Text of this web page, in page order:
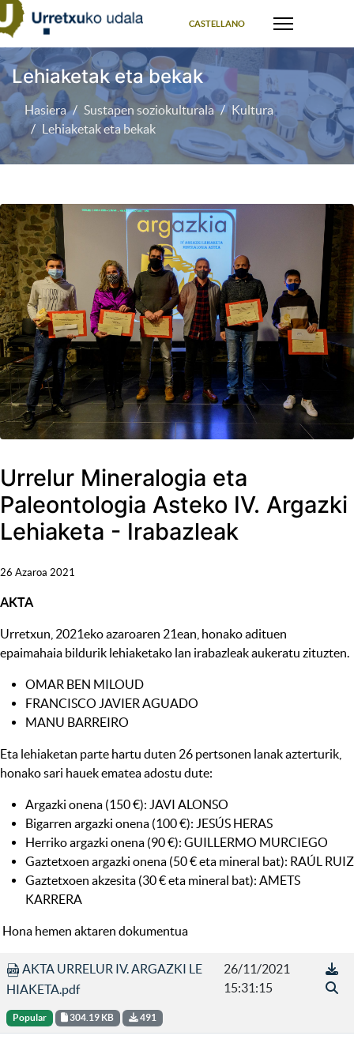
CASTELLANO
Lehiaketak eta bekak
Hasiera Sustapen soziokulturala
Kultura
Lehiaketak eta bekak
Urrelur Mineralogia eta
Paleontologia Asteko IV. Argazki
Lehiaketa - Irabazleak
26 Azaroa 2021
AKTA
Urretxun, 2021eko azaroaren 21ean, honako adituen
epaimahaia bildurik lehiaketako lan irabazleak aukeratu zituzten.
OMAR BEN MILOUD
FRANCISCO JAVIER AGUADO
MANU BARREIRO
Eta lehiaketan parte hartu duten 26 pertsonen lanak azterturik,
honako sari hauek ematea adostu dute:
Argazki onena (150 €): JAVI ALONSO
Bigarren argazki onena (100 €): JESÚS HERAS
Herriko argazki onena (90 €): GUILLERMO MURCIEGO
Gaztetxoen argazki onena (50 € eta mineral bat): RAÚL RUIZ
Gaztetxoen akzesita (30 € eta mineral bat): AMETS
KARRERA
Hona hemen aktaren dokumentua
AKTA URRELUR IV. ARGAZKI LE
HIAKETA.pdf
Popular 304.19 KB 491
26/11/2021
15:31:15